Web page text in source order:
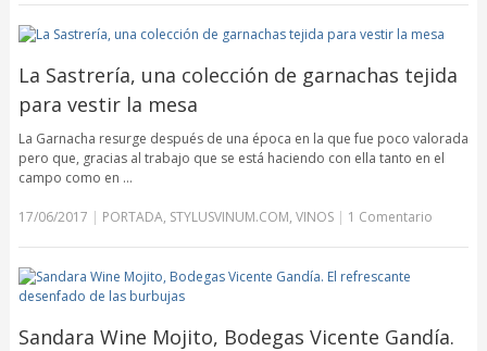
La Sastrería, una colección de garnachas tejida
para vestir la mesa
La Garnacha resurge después de una época en la que fue poco valorada
pero que, gracias al trabajo que se está haciendo con ella tanto en el
campo como en …
17/06/2017 | PORTADA, STYLUSVINUM.COM, VINOS | 1 Comentario
Sandara Wine Mojito, Bodegas Vicente Gandía.